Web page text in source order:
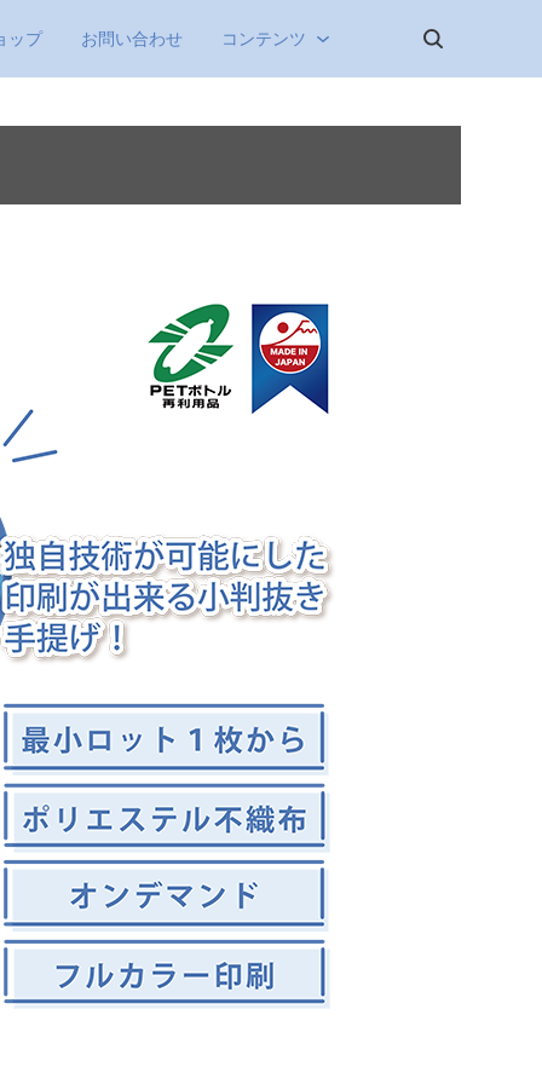
ップ お問い合わせ コンテンツ